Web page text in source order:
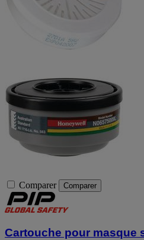
Comparer Comparer
Cartouche pour masque